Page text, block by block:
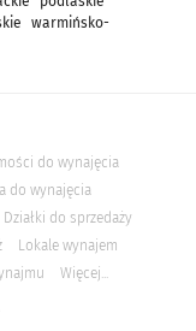
warmińsko-
do wynajęcia
do wynajęcia
Działki do sprzedaży
Lokale wynajem
Więcej...